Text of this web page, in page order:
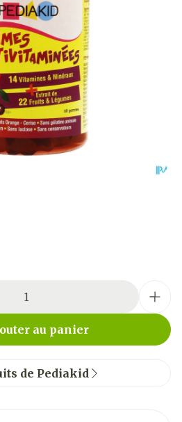
au panier
de Pediakid